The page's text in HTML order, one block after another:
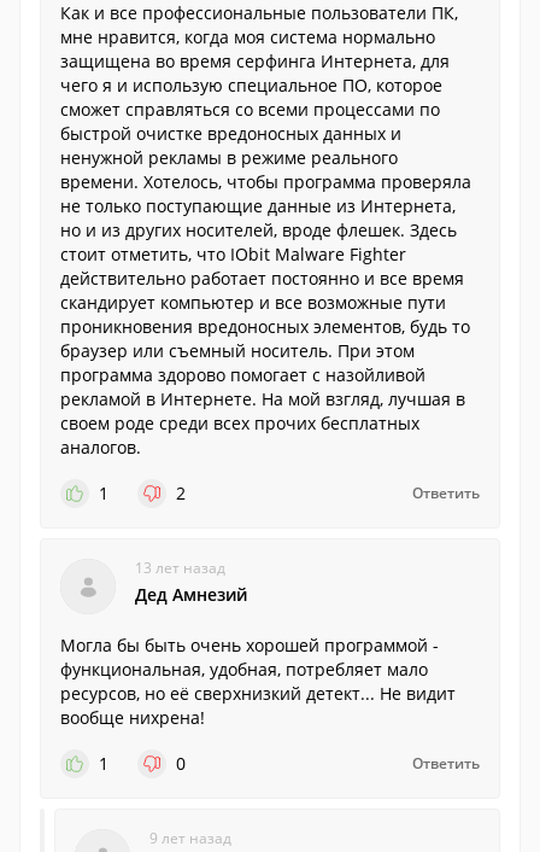
Как и все профессиональные пользователи ПК,
мне нравится, когда моя система нормально
защищена во время серфинга Интернета, для
чего я и использую специальное ПО, которое
сможет справляться со всеми процессами по
быстрой очистке вредоносных данных и
ненужной рекламы в режиме реального
времени. Хотелось, чтобы программа проверяла
не только поступающие данные из Интернета,
но и из других носителей, вроде флешек. Здесь
стоит отметить, что IObit Malware Fighter
действительно работает постоянно и все время
скандирует компьютер и все возможные пути
проникновения вредоносных элементов, будь то
браузер или съемный носитель. При этом
программа здорово помогает с назойливой
рекламой в Интернете. На мой взгляд, лучшая в
своем роде среди всех прочих бесплатных
аналогов.
1
2 Ответить
13 лет назад
Дед Амнезий
Могла бы быть очень хорошей программой -
функциональная, удобная, потребляет мало
ресурсов, но её сверхнизкий детект... Не видит
вообще нихрена!
1
0 Ответить
9 лет назад